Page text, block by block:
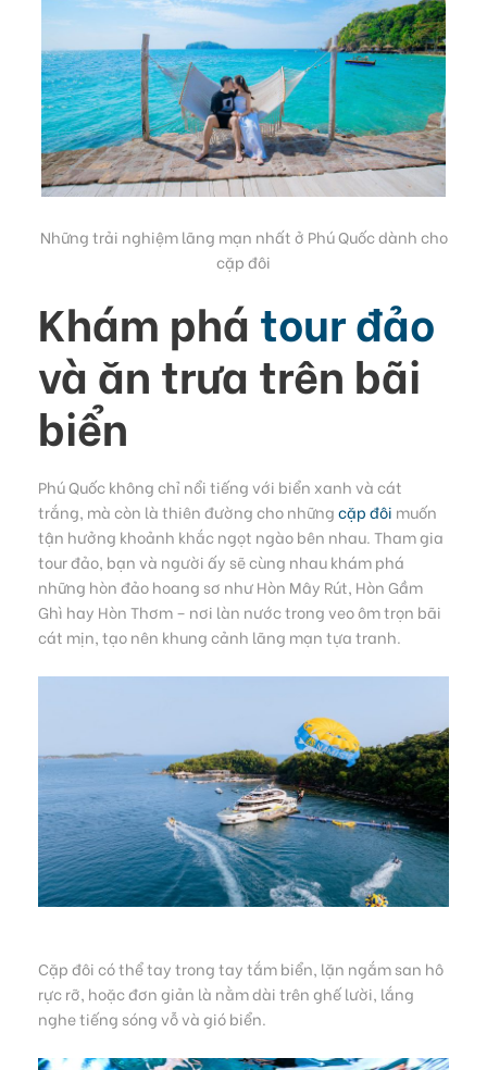
Những trải nghiệm lãng mạn nhất ở Phú Quốc dành cho
cặp đôi
Khám phá tour đảo
và ăn trưa trên bãi
biển
Phú Quốc không chỉ nổi tiếng với biển xanh và cát
trắng, mà còn là thiên đường cho nhữngcặp đôi muốn
tận hưởng khoảnh khắc ngọt ngào bên nhau. Tham gia
tour đảo, bạn và người ấy sẽ cùng nhau khám phá
những hòn đảo hoang sơ như Hòn Mây Rút, Hòn Gầm
Ghì hay Hòn Thơm – nơi làn nước trong veo ôm trọn bãi
cát mịn, tạo nên khung cảnh lãng mạn tựa tranh.
Cặp đôi có thể tay trong tay tắm biển, lặn ngắm san hô
rực rỡ, hoặc đơn giản là nằm dài trên ghế lười, lắng
nghe tiếng sóng vỗ và gió biển.